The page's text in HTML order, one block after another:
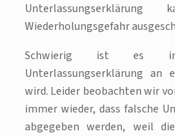
Wiederholungsgefahr
Schwierig ist es
Unterlassungserklärung an
wird. Leider beobachten wir
immer wieder, dass falsche
abgegeben werden, weil